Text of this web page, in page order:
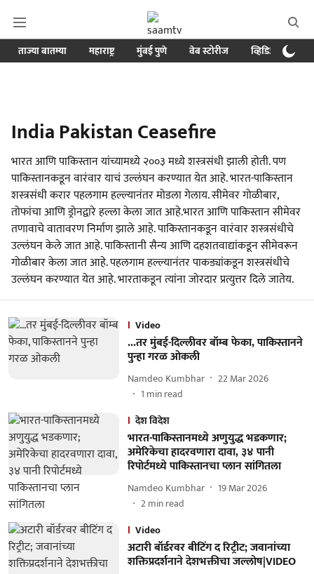
ताज्या बातम्या महाराष्ट्र मुंबई पुणे वेब स्टोरीज व्हिडिओ
India Pakistan Ceasefire
भारत आणि पाकिस्तान यांच्यामध्ये २००३ मध्ये शस्त्रसंधी झाली होती. पण
पाकिस्तानकडून वारंवार याचं उल्लंघन करण्यात येत आहे. भारत-पाकिस्तान
शस्त्रसंधी करार पहलगाम हल्ल्यानंतर मोडला गेलाय. सीमेवर गोळीबार,
तोफांचा आणि ड्रोनद्वारे हल्ला केला जात आहे.भारत आणि पाकिस्तान सीमेवर
तणावाचे वातावरण निर्माण झाले आहे. पाकिस्तानकडून वारंवार शस्त्रसंधीचे
उल्लंघन केले जात आहे. पाकिस्तानी सैन्य आणि दहशतवाद्यांकडून सीमेवरून
गोळीबार केला जात आहे. पहलगाम हल्ल्यानंतर पाकड्यांकडून शस्त्रसंधीचे
उल्लंघन करण्यात येत आहे. भारताकडून त्यांना जोरदार प्रत्युत्तर दिले जातेय.
Video
...तर मुंबई-दिल्लीवर बॉम्ब फेका, पाकिस्तानने
पुन्हा गरळ ओकली
Namdeo Kumbhar
22 Mar 2026
1 min read
देश विदेश
भारत-पाकिस्तानमध्ये अणुयुद्ध भडकणार;
अमेरिकेचा हादरवणारा दावा, ३४ पानी
रिपोर्टमध्ये पाकिस्तानचा प्लान सांगितला
Namdeo Kumbhar
19 Mar 2026
2min read
Video
अटारी बॉर्डरवर बीटिंग द रिट्रीट; जवानांच्या
शक्तिप्रदर्शनाने देशभक्तीचा जल्लोष|VIDEO